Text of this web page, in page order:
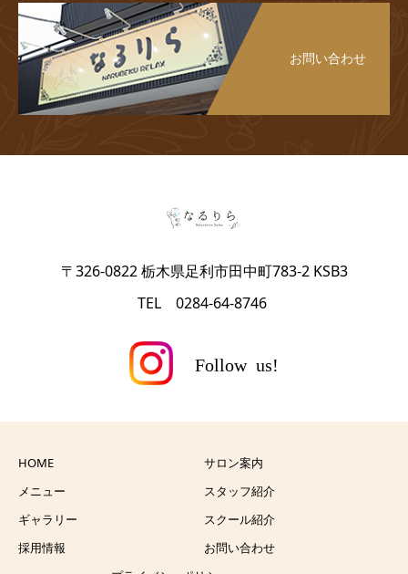
お問い合わせ
〒326-0822 栃木県足利市田中町783-2 KSB3
TEL 0284-64-8746
HOME
サロン案内
メニュー
スタッフ紹介
ギャラリー
スクール紹介
採用情報
お問い合わせ